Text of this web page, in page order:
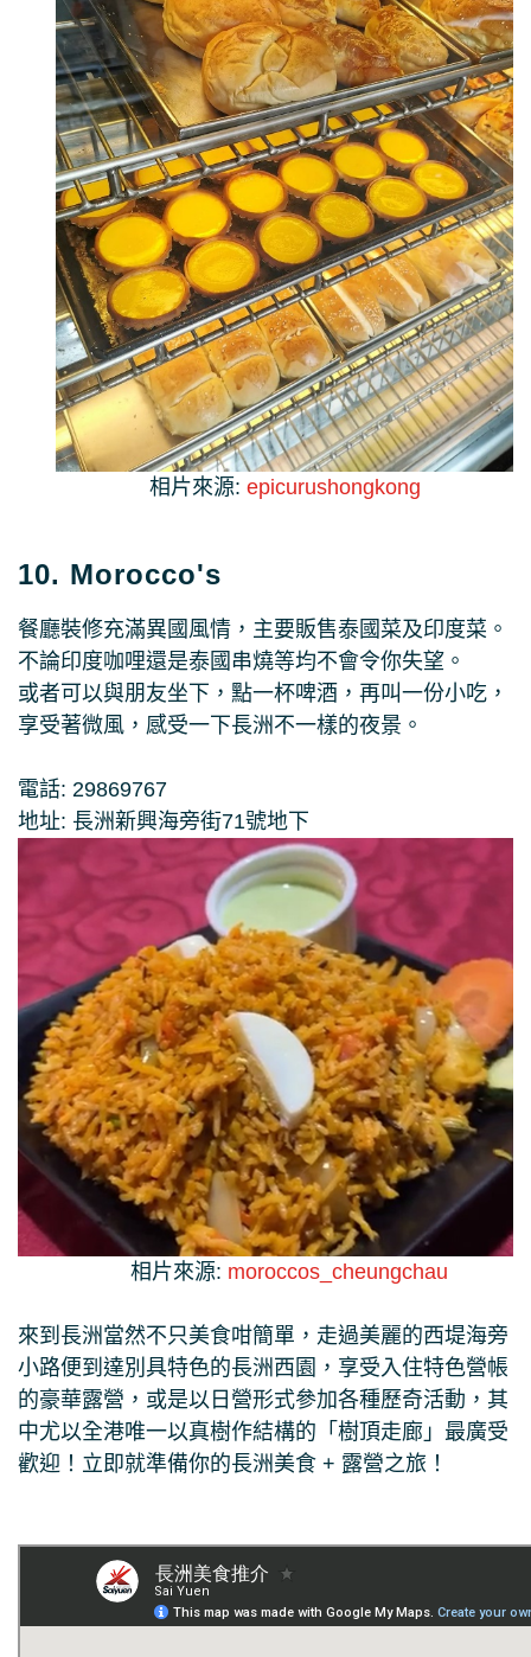
相片來源: epicurushongkong
10. Morocco's
餐廳裝修充滿異國風情，主要販售泰國菜及印度菜。
不論印度咖哩還是泰國串燒等均不會令你失望。
或者可以與朋友坐下，點一杯啤酒，再叫一份小吃，
享受著微風，感受一下長洲不一樣的夜景。
電話: 29869767
地址: 長洲新興海旁街71號地下
相片來源: moroccos_cheungchau
來到長洲當然不只美食咁簡單，走過美麗的西堤海旁
小路便到達別具特色的長洲西園，享受入住特色營帳
的豪華露營，或是以日營形式參加各種歷奇活動，其
中尤以全港唯一以真樹作結構的「樹頂走廊」最廣受
歡迎！立即就準備你的長洲美食 + 露營之旅！